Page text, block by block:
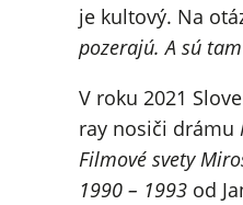
je kultový. Na
pozerajú. A sú
V roku 2021
ray nosiči drámu
Filmové svety
1990 – 1993 od